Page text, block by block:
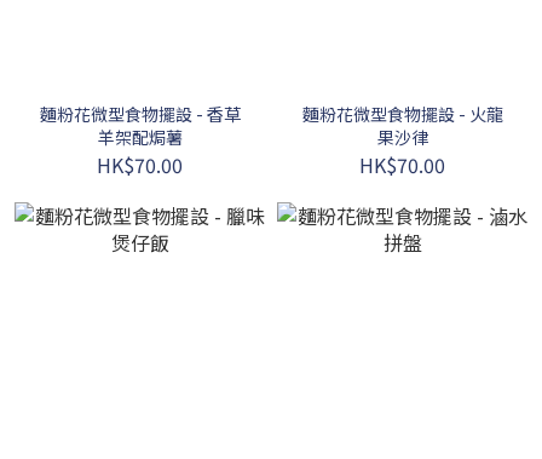
麵粉花微型食物擺設 - 香草
羊架配焗薯
HK$70.00
麵粉花微型食物擺設 - 火龍
果沙律
HK$70.00